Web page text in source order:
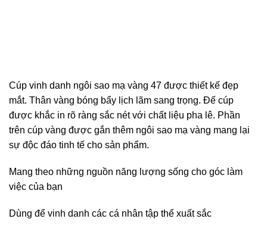
Cúp vinh danh ngôi sao mạ vàng 47 được thiết kế đẹp
mắt. Thân vàng bóng bẩy lịch lãm sang trọng. Đế cúp
được khắc in rõ ràng sắc nét với chất liệu pha lê. Phần
trên cúp vàng được gắn thêm ngôi sao mạ vàng mang lại
sự độc đáo tinh tế cho sản phẩm.
Mang theo những nguồn năng lượng sống cho góc làm
việc của bạn
Dùng để vinh danh các cá nhân tập thể xuất sắc